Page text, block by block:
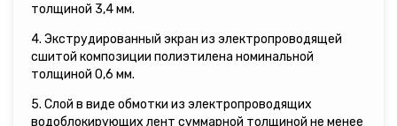
толщиной 3,4 мм.
4. Экструдированный экран из электропроводящей
сшитой композиции полиэтилена номинальной
толщиной 0,6 мм.
5. Слой в виде обмотки из электропроводящих
водоблокирующих лент суммарной толщиной не менее